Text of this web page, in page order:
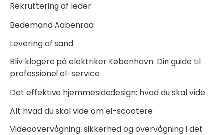
Rekruttering af leder
Bedemand Aabenraa
Levering af sand
Bliv klogere på elektriker København: Din guide til
professionel el-service
Det effektive hjemmesidedesign: hvad du skal vide
Alt hvad du skal vide om el-scootere
Videoovervågning: sikkerhed og overvågning i det